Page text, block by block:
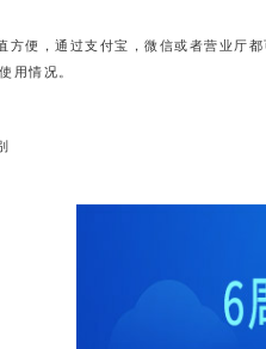
方便，通过支付宝，微信或者营业厅
用情况。